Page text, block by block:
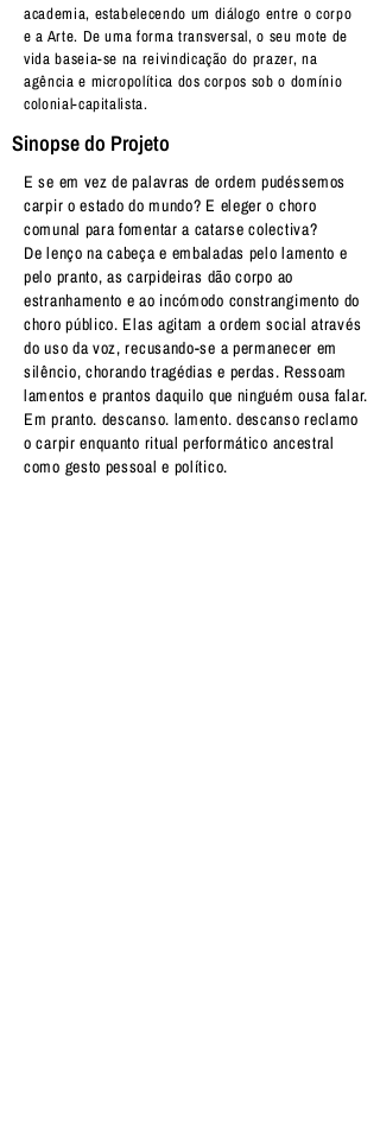
academia, estabelecendo um diálogo entre o corpo
e a Arte. De uma forma transversal, o seu mote de
vida baseia-se na reivindicação do prazer, na
agência e micropolítica dos corpos sob o domínio
colonial-capitalista.
Sinopse do Projeto
E se em vez de palavras de ordem pudéssemos
carpir o estado do mundo? E eleger o choro
comunal para fomentar a catarse colectiva?
De lenço na cabeça e embaladas pelo lamento e
pelo pranto, as carpideiras dão corpo ao
estranhamento e ao incómodo constrangimento do
choro público. Elas agitam a ordem social através
do uso da voz, recusando-se a permanecer em
silêncio, chorando tragédias e perdas. Ressoam
lamentos e prantos daquilo que ninguém ousa falar.
Em pranto. descanso. lamento. descanso reclamo
o carpir enquanto ritual performático ancestral
como gesto pessoal e político.